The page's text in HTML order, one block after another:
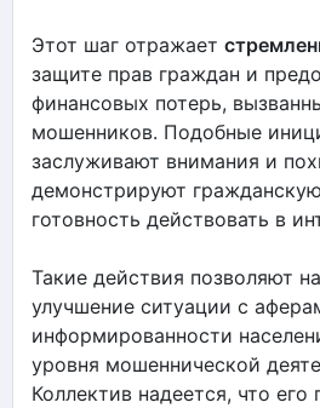
Этот шаг отражает
защите прав граждан и
финансовых потерь,
мошенников. Подобные
заслуживают внимания и
демонстрируют
готовность действовать в
Такие действия позволяют
улучшение ситуации с
информированности
уровня мошеннической
Коллектив надеется, что его